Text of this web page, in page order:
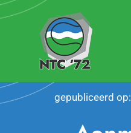
Ga
naar
Home
gepubliceerd